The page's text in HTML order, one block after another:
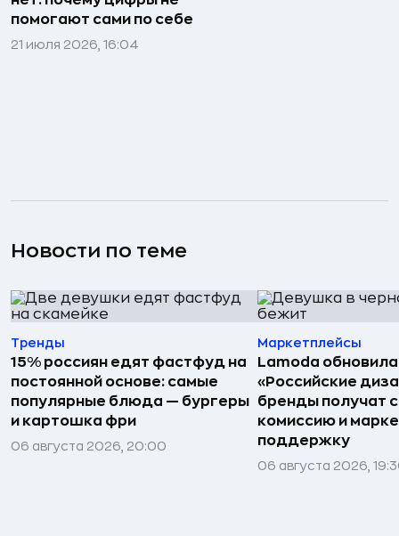
помогают сами по себе
21 июля 2026, 16:04
Новости по теме
Тренды
15% россиян едят фастфуд на
постоянной основе: самые
популярные блюда — бургеры
и картошка фри
06 августа 2026, 20:00
Маркетплейсы
Lamoda
«Российские
бренды получат
комиссию и
поддержку
06 августа 2026,